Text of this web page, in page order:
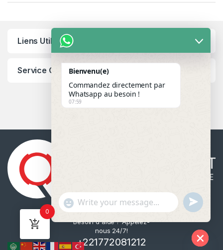
Liens Utiles
Service Client
Besoin d'aide ? Appelez-
nous 24/7!
+221772081212
0
Bienvenu(e)
Commandez directement par
Whatsapp au besoin !
07:59
"
+
c
a
WhatsApp Message
u
n
d